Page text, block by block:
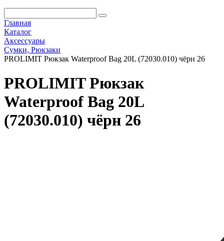
Главная
Каталог
Аксессуары
Сумки, Рюкзаки
PROLIMIT Рюкзак Waterproof Bag 20L (72030.010) чёрн 26
PROLIMIT Рюкзак
Waterproof Bag 20L
(72030.010) чёрн 26